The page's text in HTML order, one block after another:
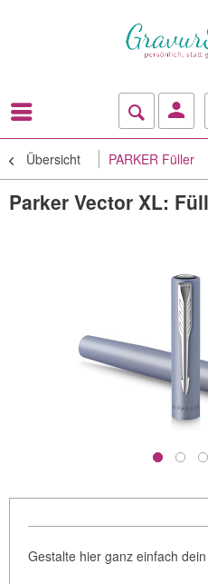
Übersicht PARKER Füller
Parker Vector XL:
Gestalte hier ganz einfach